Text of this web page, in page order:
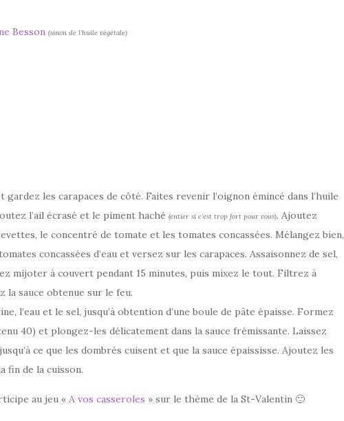
Besson (sinon de l’huile végétale)
les carapaces de côté. Faites revenir l’oignon émincé dans l’huile
l’ail écrasé et le piment haché (entier si c’est trop fort pour vous). Ajoutez
le concentré de tomate et les tomates concassées. Mélangez bien,
concassées d’eau et versez sur les carapaces. Assaisonnez de sel,
mijoter à couvert pendant 15 minutes, puis mixez le tout. Filtrez à
sauce obtenue sur le feu.
l’eau et le sel, jusqu’à obtention d’une boule de pâte épaisse. Formez
40) et plongez-les délicatement dans la sauce frémissante. Laissez
ce que les dombrés cuisent et que la sauce épaississe. Ajoutez les
fin de la cuisson.
au jeu «A vos casseroles » sur le thème de la St-Valentin 🙂